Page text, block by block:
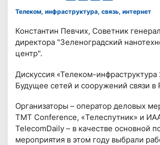
Телеком, инфраструктура, связь, интернет
Константин Певчих, Советник
директора "Зеленоградский
центр".
Дискуссия «Телеком-инфраструктура
Будущее сетей и сооружений связи в
Организаторы – оператор деловых
TMT Conference, «Телеспутник» и
TelecomDaily – в качестве основной
мероприятия в этом году выбрали